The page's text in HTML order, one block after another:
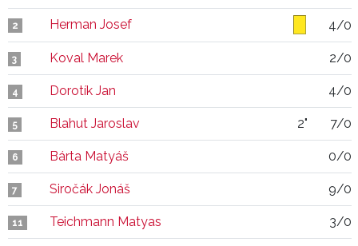
2 Herman Josef 4/0
3 Koval Marek 2/0
4 Dorotík Jan 4/0
5 Blahut Jaroslav 2" 7/0
6 Bárta Matyáš 0/0
7 Siročák Jonáš 9/0
11 Teichmann Matyas 3/0